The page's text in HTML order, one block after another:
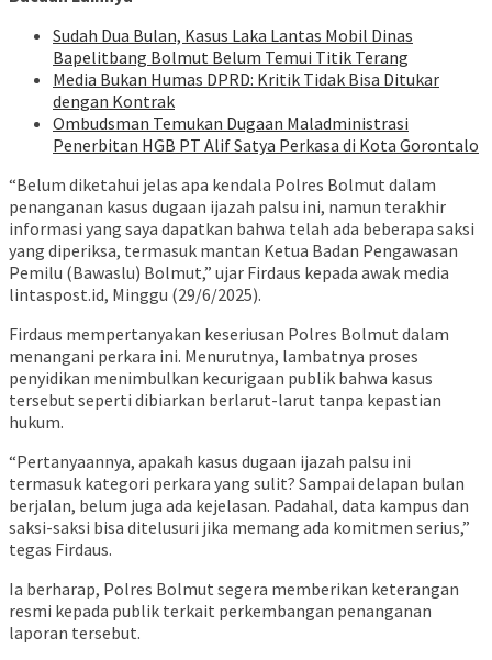
Sudah Dua Bulan, Kasus Laka Lantas Mobil Dinas
Bapelitbang Bolmut Belum Temui Titik Terang
Media Bukan Humas DPRD: Kritik Tidak Bisa Ditukar
dengan Kontrak
Ombudsman Temukan Dugaan Maladministrasi
Penerbitan HGB PT Alif Satya Perkasa di Kota Gorontalo
“Belum diketahui jelas apa kendala Polres Bolmut dalam
penanganan kasus dugaan ijazah palsu ini, namun terakhir
informasi yang saya dapatkan bahwa telah ada beberapa saksi
yang diperiksa, termasuk mantan Ketua Badan Pengawasan
Pemilu (Bawaslu) Bolmut,” ujar Firdaus kepada awak media
lintaspost.id, Minggu (29/6/2025).
Firdaus mempertanyakan keseriusan Polres Bolmut dalam
menangani perkara ini. Menurutnya, lambatnya proses
penyidikan menimbulkan kecurigaan publik bahwa kasus
tersebut seperti dibiarkan berlarut-larut tanpa kepastian
hukum.
“Pertanyaannya, apakah kasus dugaan ijazah palsu ini
termasuk kategori perkara yang sulit? Sampai delapan bulan
berjalan, belum juga ada kejelasan. Padahal, data kampus dan
saksi-saksi bisa ditelusuri jika memang ada komitmen serius,”
tegas Firdaus.
Ia berharap, Polres Bolmut segera memberikan keterangan
resmi kepada publik terkait perkembangan penanganan
laporan tersebut.